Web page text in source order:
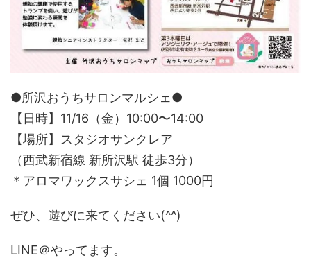
●所沢おうちサロンマルシェ●
【日時】11/16（金）10:00〜14:00
【場所】スタジオサンクレア
（西武新宿線 新所沢駅 徒歩3分）
＊アロマワックスサシェ 1個 1000円
ぜひ、遊びに来てください(^^)
LINE＠やってます。